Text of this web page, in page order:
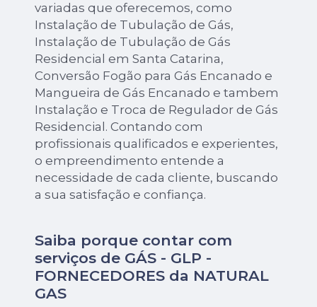
variadas que oferecemos, como
Instalação de Tubulação de Gás,
Instalação de Tubulação de Gás
Residencial em Santa Catarina,
Conversão Fogão para Gás Encanado e
Mangueira de Gás Encanado e tambem
Instalação e Troca de Regulador de Gás
Residencial. Contando com
profissionais qualificados e experientes,
o empreendimento entende a
necessidade de cada cliente, buscando
a sua satisfação e confiança.
Saiba porque contar com
serviços de GÁS - GLP -
FORNECEDORES da NATURAL
GAS